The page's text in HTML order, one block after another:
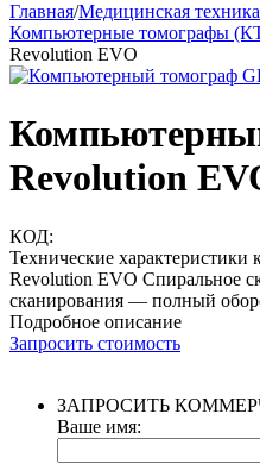
Главная/Медицинская техника
Компьютерные томографы
Revolution EVO
Revolution
КОД:
Технические
Revolution EVO Спиральное
сканирования — полный
Подробное описание
Запросить стоимость
ЗАПРОСИТЬ
Ваше имя: